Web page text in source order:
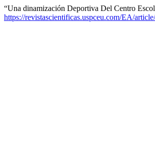
“Una dinamización Deportiva Del Centro
https://revistascientificas.uspceu.com/EA/